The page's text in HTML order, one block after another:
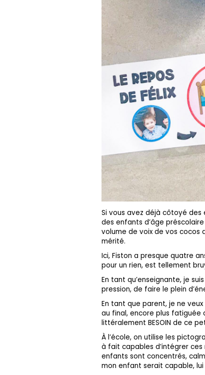
Si vous avez déjà côtoyé des
des enfants d’âge
volume de voix de vos cocos
mérité.
Ici, Fiston a presque quatre
pour un rien, est tellement
En tant qu’enseignante, je
pression, de faire le plein
En tant que parent, je ne
au final, encore plus fatiguée
littéralement BESOIN de ce
À l’école, on utilise les
à fait capables d’intégrer
enfants sont concentrés,
mon enfant serait capable,